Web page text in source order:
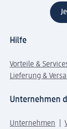
Hilfe
Vorteile &
Lieferung &
Unternehmen
Unternehmen